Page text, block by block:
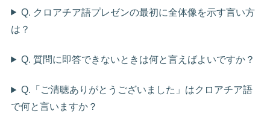
Q. クロアチア語プレゼンの最初に全体像を示す言い方
は？
Q. 質問に即答できないときは何と言えばよいですか？
Q.「ご清聴ありがとうございました」はクロアチア語
で何と言いますか？